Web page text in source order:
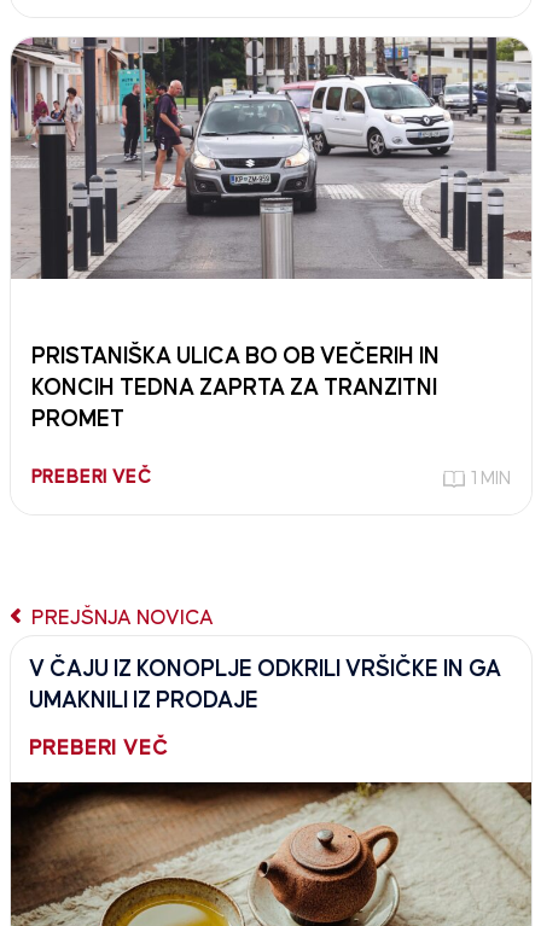
PRISTANIŠKA ULICA BO OB VEČERIH IN
KONCIH TEDNA ZAPRTA ZA TRANZITNI
PROMET
PREBERI VEČ 1 MIN
PREJŠNJA NOVICA
V ČAJU IZ KONOPLJE ODKRILI VRŠIČKE IN GA
UMAKNILI IZ PRODAJE
PREBERI VEČ